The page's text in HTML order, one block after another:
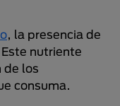
, la presencia de
nutriente
de los
consuma.